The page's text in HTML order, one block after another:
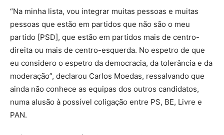
“Na minha lista, vou integrar muitas pessoas e muitas
pessoas que estão em partidos que não são o meu
partido [PSD], que estão em partidos mais de centro-
direita ou mais de centro-esquerda. No espetro de que
eu considero o espetro da democracia, da tolerância e da
moderação”, declarou Carlos Moedas, ressalvando que
ainda não conhece as equipas dos outros candidatos,
numa alusão à possível coligação entre PS, BE, Livre e
PAN.